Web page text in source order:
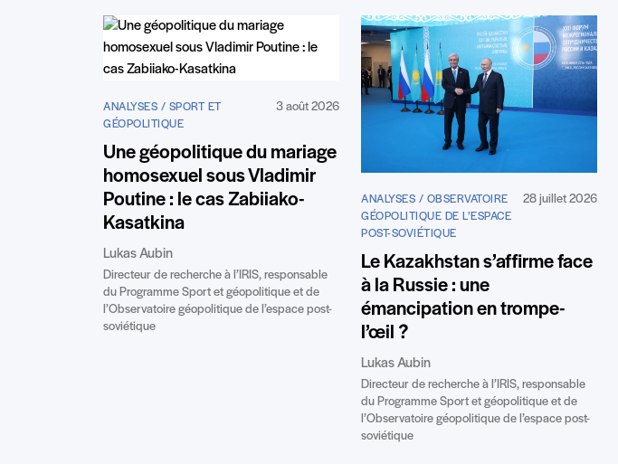
ANALYSES / SPORT ET
GÉOPOLITIQUE
3 août 2026
Une géopolitique du mariage
homosexuel sous Vladimir
Poutine : le cas Zabiiako-
Kasatkina
Lukas Aubin
Directeur de recherche à l’IRIS, responsable
du Programme Sport et géopolitique et de
l’Observatoire géopolitique de l’espace post-
soviétique
ANALYSES / OBSERVATOIRE
GÉOPOLITIQUE DE L’ESPACE
POST-SOVIÉTIQUE
28 juillet 2026
Le Kazakhstan s’affirme face
à la Russie : une
émancipation en trompe-
l’œil ?
Lukas Aubin
Directeur de recherche à l’IRIS, responsable
du Programme Sport et géopolitique et de
l’Observatoire géopolitique de l’espace post-
soviétique